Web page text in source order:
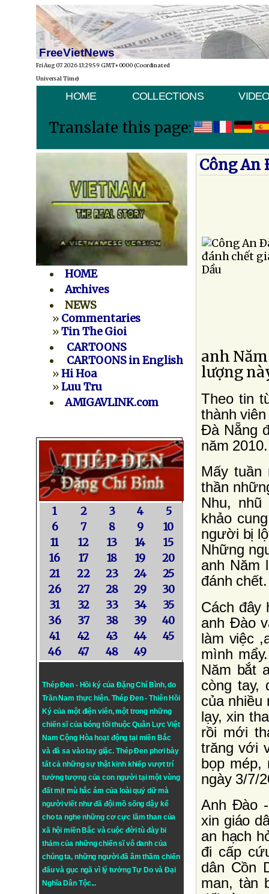
FreeVietNews
Fri Aug 07 2026 13:29:59 GMT+0000 (Coordinated
Universal Time)
HOME COLLECTIONS
Translate this page:
HOME
Archives
NEWS
» Commentaries
»Tin The Gioi
CARTOONS
CARTOONS in English
»Hi Hoa
»Luu Tru
AMIGAVLINK.com
1 2 3 4
5
6
7 8 9
10
11
12 13 14
15
16
17 18 19
20
21
22 23 24
25
26
27 28 29
30
31
32 33 34
35
36
37 38 39
40
41
42 43 44
45
46
47 48 49
Thép Đen - Hồi ký của Đặng Chí Bình, do
Trần Nam thực hiện. Thép Đen- Thiên Hồi
Ký của một điện viên, một trong những
chiến sĩ của bóng tối thuộc Quân Lực Việt
Nam Cộng Hòa hoạt động tại miền Bắc
và đã sa vào tay giặc. Thép Đen phơi bày
tất cả những sự thật kinh khiếp vượt trí
tưởng tượng của con người tại một vùng
đất mịt mù hắc ám của loài quỷ dữ mà
người viết như đã đội mồ sống dậy kể
cho ta nghe những cơ cực lầm than của
xã hội miền Bắc và cuộc đời tù đày bi
thảm của những chiến sĩ vô danh của
chúng ta, những người đã âm thầm chiến
đấu và gục ngã vì lý tưởngTự DovàĐại
Nghĩa Dân Tộc...
Công An
anh
lượng
Theo tin
thành
Ðà Nẵng
năm 2010.
Mấy tuần
thần
Nhu,
khảo
người bị
Những
anh Năm
đánh chết.
Cách đây
anh Ðào
làm việc
mình
Năm bắt
còng tay,
của nhiều
lạy, xin
rồi mới
trăng với
bọp
ngày 3/7/
Anh Ðào
xin giáo
an hạch
đi cấp
dân Cồn
man, tàn